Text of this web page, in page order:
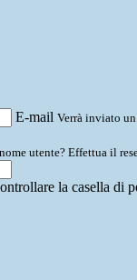
E-mail Verrà inviato
utente? Effettua il
la casella di